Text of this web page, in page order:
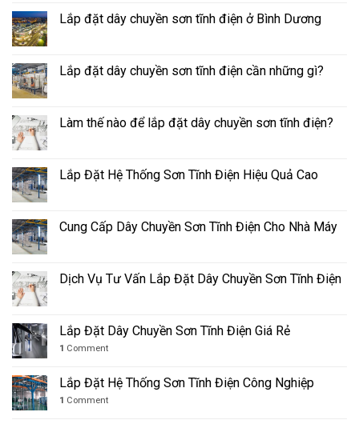
Lắp đặt dây chuyền sơn tĩnh điện ở Bình Dương
Lắp đặt dây chuyền sơn tĩnh điện cần những gì?
Làm thế nào để lắp đặt dây chuyền sơn tĩnh điện?
Lắp Đặt Hệ Thống Sơn Tĩnh Điện Hiệu Quả Cao
Cung Cấp Dây Chuyền Sơn Tĩnh Điện Cho Nhà Máy
Dịch Vụ Tư Vấn Lắp Đặt Dây Chuyền Sơn Tĩnh Điện
Lắp Đặt Dây Chuyền Sơn Tĩnh Điện Giá Rẻ
1 Comment
Lắp Đặt Hệ Thống Sơn Tĩnh Điện Công Nghiệp
1 Comment